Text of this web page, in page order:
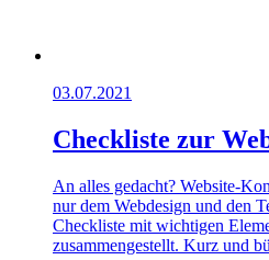
03.07.2021
Checkliste zur
An alles gedacht? Website-
nur dem Webdesign und den
Checkliste mit wichtigen
zusammengestellt. Kurz und